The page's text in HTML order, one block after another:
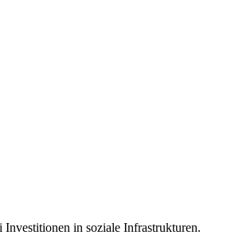
in soziale Infrastrukturen.